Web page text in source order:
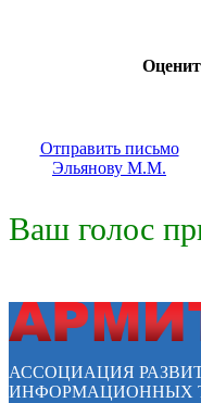
Отправить письмо
Эльянову М.М.
Ваш голос
АССОЦИАЦИЯ
ИНФОРМАЦИОННЫХ